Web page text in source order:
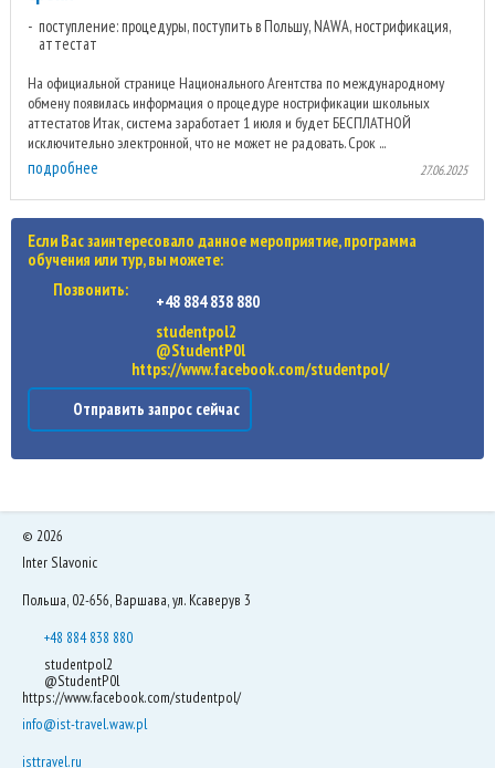
поступление: процедуры, поступить в Польшу, NAWA, нострификация,
аттестат
На официальной странице Национального Агентства по международному
обмену появилась информация о процедуре нострификации школьных
аттестатов Итак, система заработает 1 июля и будет БЕСПЛАТНОЙ
исключительно электронной, что не может не радовать. Срок ...
подробнее 27.06.2025
Если Вас заинтересовало данное мероприятие, программа
обучения или тур, вы можете:
Позвонить:
+48 884 838 880
studentpol2
@StudentP0l
https://www.facebook.com/studentpol/
Отправить запрос сейчас
© 2026
Inter Slavonic
Польша, 02-656, Варшава, ул. Ксаверув 3
+48 884 838 880
studentpol2
@StudentP0l
https://www.facebook.com/studentpol/
info@ist-travel.waw.pl
isttravel.ru